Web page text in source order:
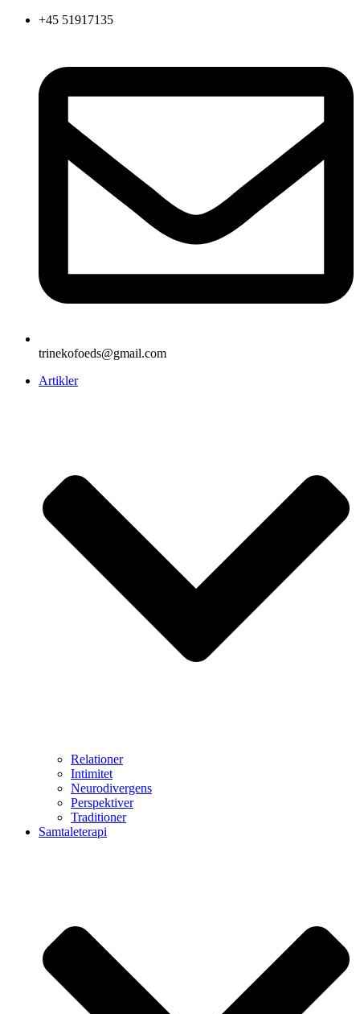
Videre+45 51917135
trinekofoeds@gmail.com
Artikler
Relationer
Intimitet
Neurodivergens
Perspektiver
Traditioner
Samtaleterapi